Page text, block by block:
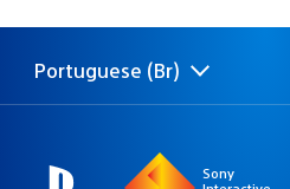
publicação:
Selecione
uma
Região
atual:
Portuguese (Br)
Sony